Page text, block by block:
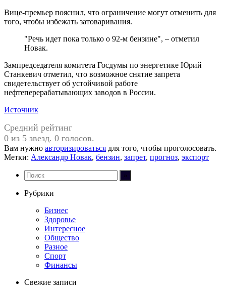
Вице-премьер пояснил, что ограничение могут отменить для
того, чтобы избежать затоваривания.
"Речь идет пока только о 92-м бензине", – отметил
Новак.
Зампредседателя комитета Госдумы по энергетике Юрий
Станкевич отметил, что возможное снятие запрета
свидетельствует об устойчивой работе
нефтеперерабатывающих заводов в России.
Источник
Средний рейтинг
0 из 5 звезд. 0 голосов.
Вам нужно авторизироваться для того, чтобы проголосовать.
Метки: Александр Новак, бензин, запрет, прогноз, экспорт
Рубрики
Бизнес
Здоровье
Интересное
Общество
Разное
Спорт
Финансы
Свежие записи